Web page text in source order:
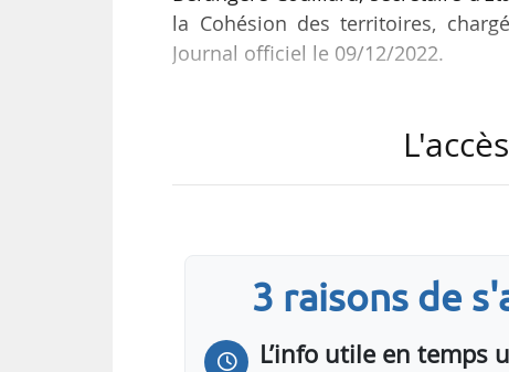
la Cohésion des territoires,
Journal officiel le 09/12/2022.
Maison des Eaux minérales
3 raisons de
L’info utile en temps